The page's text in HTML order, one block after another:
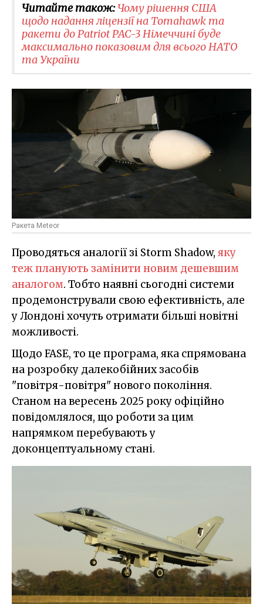
Читайте також:Чому рішення США
щодо надання ліцензії на Tomahawk та
ракети до Patriot PAC-3 Німеччині буде
максимально показовим для всього НАТО
та України
Ракета Meteor
Проводяться аналогії зі Storm Shadow, яку
теж планують замінити новим дешевшим
аналогом. Тобто наявні сьогодні системи
продемонстрували свою ефективність, але
у Лондоні хочуть отримати більші новітні
можливості.
Щодо FASE, то це програма, яка спрямована
на розробку далекобійних засобів
"повітря-повітря" нового покоління.
Станом на вересень 2025 року офіційно
повідомлялося, що роботи за цим
напрямком перебувають у
доконцептуальному стані.